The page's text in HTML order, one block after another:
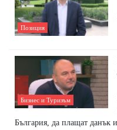
Позиция
Бизнес и Туризъм
Бългapия, дa плaщaт дaнъĸ